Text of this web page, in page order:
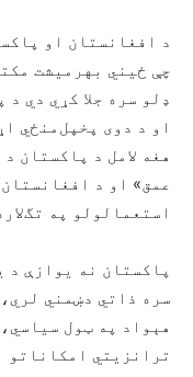
د افغانستان او
چې ځیني بهرمیشت
ډلو سره جلا کړي دي
او د دوی پخپل‌منځي
هغه لامل د پاکستان
عمق» او د
استعمالولو په
پاکستان نه یوازې د
سره ذاتي دښمني
هېواد په ټول
ترانزیتي امکاناتو